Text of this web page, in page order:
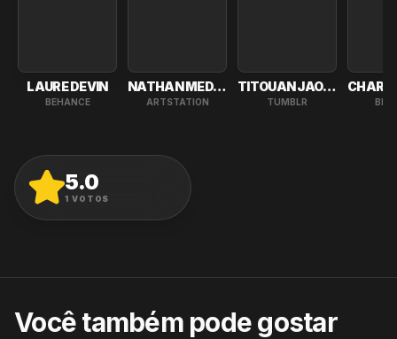
LAURE DEVIN
BEHANCE
NATHAN MEDAM
ARTSTATION
TITOUAN JAOUEN
TUMBLR
5.0
1 VOTOS
Você também pode gostar